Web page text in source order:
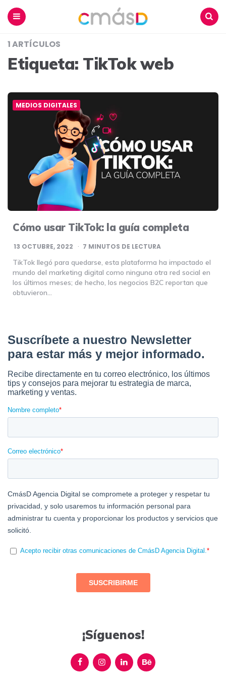
1 ARTÍCULOS
Etiqueta: TikTok web
MEDIOS DIGITALES
Cómo usar TikTok: la guía completa
13 OCTUBRE, 2022 7 MINUTOS DE LECTURA
TikTok llegó para quedarse, esta plataforma ha impactado el
mundo del marketing digital como ninguna otra red social en
los últimos meses; de hecho, los negocios B2C reportan que
obtuvieron…
¡Síguenos!